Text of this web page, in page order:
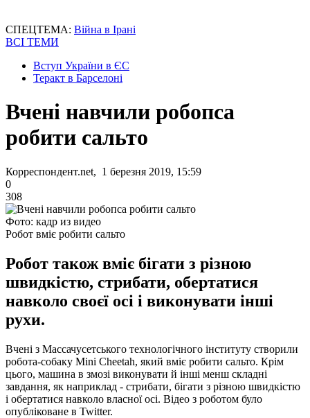
СПЕЦТЕМА: Війна в Ірані
ВСІ ТЕМИ
Вступ України в ЄС
Теракт в Барселоні
Вчені навчили робопса
робити сальто
Корреспондент.net, 1 березня 2019, 15:59
0
308
Фото: кадр из видео
Робот вміє робити сальто
Робот також вміє бігати з різною
швидкістю, стрибати, обертатися
навколо своєї осі і виконувати інші
рухи.
Вчені з Массачусетського технологічного інституту створили
робота-собаку Mini Cheetah, який вміє робити сальто. Крім
цього, машина в змозі виконувати й інші менш складні
завдання, як наприклад - стрибати, бігати з різною швидкістю
і обертатися навколо власної осі. Відео з роботом було
опубліковане в Twitter.